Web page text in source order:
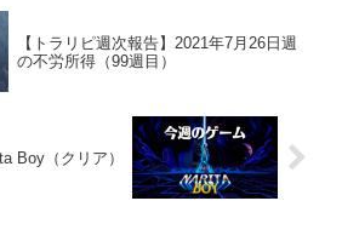
【トラリピ週次報告】2021年7月26日週
の不労所得（99週目）
Boy（クリア）